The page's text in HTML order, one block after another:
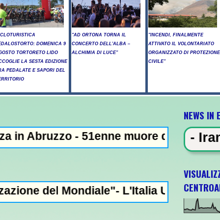
DOMENICA 9
TORTORETO LIDO
LA SESTA EDIZIONE
PEDALATE E SAPORI DEL
"AD ORTONA TORNA IL
CONCERTO DELL'ALBA –
ALCHIMIA DI LUCE"
"INCENDI, FINALMENTE
ATTIVATO IL VOLONTARIATO
ORGANIZZATO DI PROTEZIONE
CIVILE"
51enne muore dopo lo schianto
L'Italia U21 il 5 ottobre a
NEWS IN
IN EVIDENZA - Iran: